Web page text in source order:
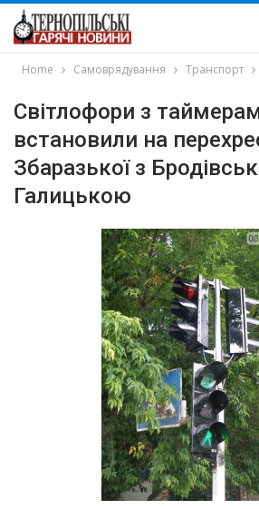
Home Самоврядування Транспорт
Світлофори з
встановили на
Збаразької з
Галицькою